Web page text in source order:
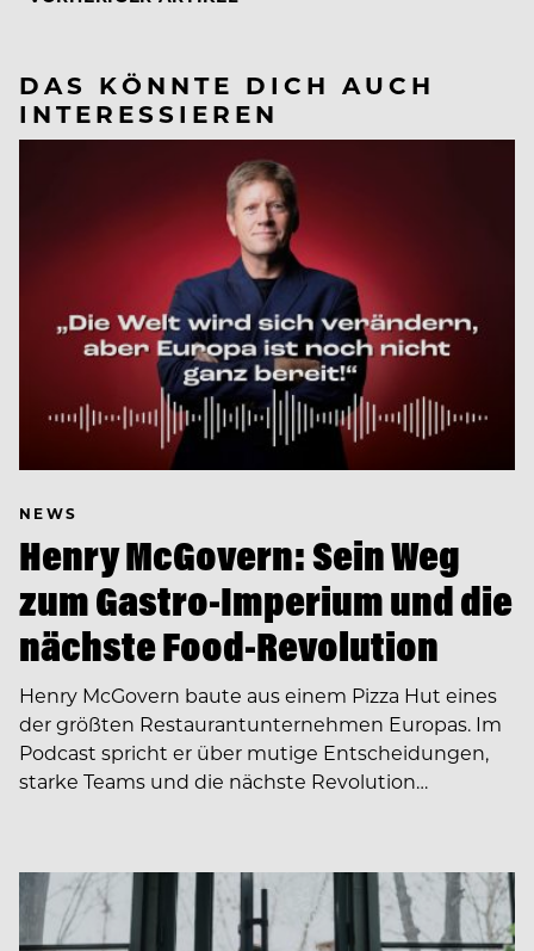
DAS KÖNNTE DICH AUCH
INTERESSIEREN
NEWS
Henry McGovern: Sein Weg
zum Gastro-Imperium und die
nächste Food-Revolution
Henry McGovern baute aus einem Pizza Hut eines
der größten Restaurantunternehmen Europas. Im
Podcast spricht er über mutige Entscheidungen,
starke Teams und die nächste Revolution…